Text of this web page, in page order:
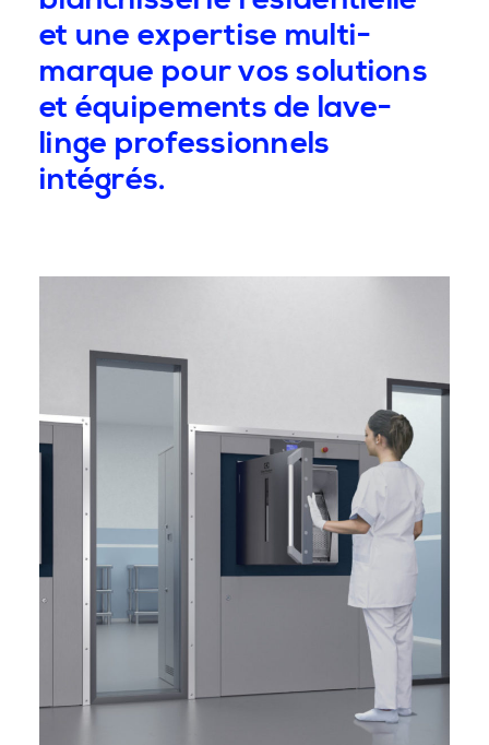
et une expertise multi-
marque pour vos solutions
et équipements de lave-
linge professionnels
intégrés.